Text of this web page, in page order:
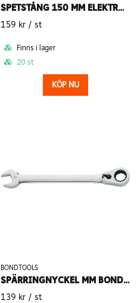
SPETSTÅNG 150 MM ELEKTRONIK BONDTOOLS BT6EST
159 kr / st
Finns i lager
20 st
KÖP NU
BONDTOOLS
SPÄRRINGNYCKEL MM BONDTOOLS
139 kr / st